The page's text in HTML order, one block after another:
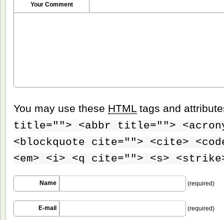
Your Comment
You may use these HTML tags and
title=""> <abbr title="">
<blockquote cite=""> <cite>
<em> <i> <q cite=""> <s>
Name (required)
E-mail (required)